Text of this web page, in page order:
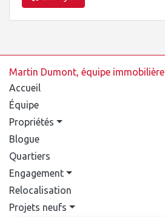
Martin Dumont, équipe immobilière
Accueil
Équipe
Propriétés
Blogue
Quartiers
Engagement
Relocalisation
Projets neufs